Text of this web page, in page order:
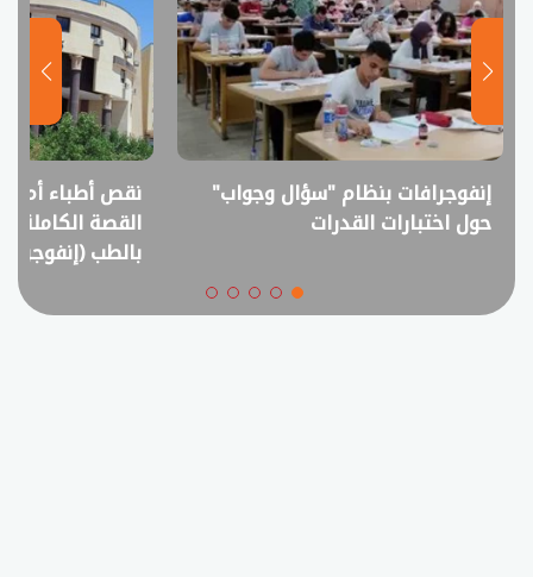
إنفوجرافات بنظام "سؤال وجواب"
حول اختبارات القدرات
نقص أطباء أم
القصة الكاملة
بالطب